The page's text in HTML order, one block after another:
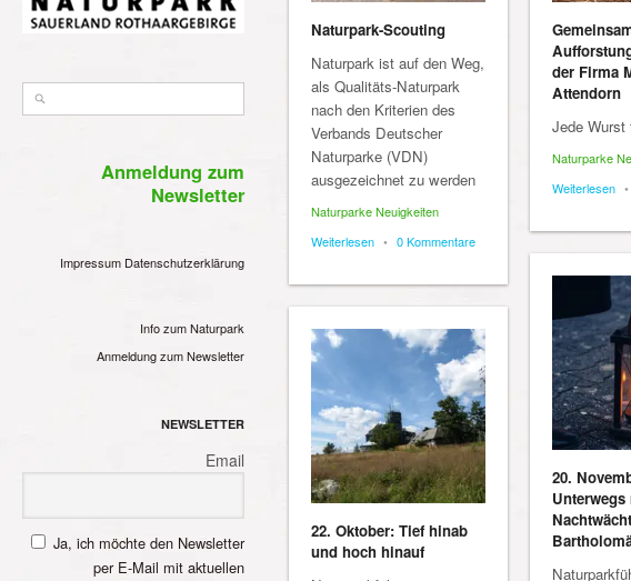
Anmeldung zum
Newsletter
Impressum Datenschutzerklärung
Info zum Naturpark
Anmeldung zum Newsletter
NEWSLETTER
Email
Ja, ich möchte den Newsletter
per E-Mail mit aktuellen
Naturpark-Scouting
Naturpark ist auf den Weg,
als Qualitäts-Naturpark
nach den Kriterien des
Verbands Deutscher
Naturparke (VDN)
ausgezeichnet zu werden
Naturparke Neuigkeiten
Weiterlesen • 0 Kommentare
der Firma
Attendorn
Jede Wurst
Naturparke
Weiterlesen •
20.
22. Oktober: Tief hinab
und hoch hinauf